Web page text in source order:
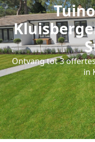
Ontvang tot 3
in